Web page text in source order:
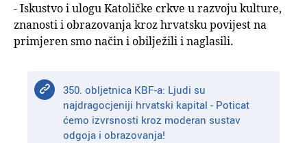
- Iskustvo i ulogu Katoličke crkve u razvoju kulture,
znanosti i obrazovanja kroz hrvatsku povijest na
primjeren smo način i obilježili i naglasili.
350. obljetnica KBF-a: Ljudi su
najdragocjeniji hrvatski kapital - Poticat
ćemo izvrsnosti kroz moderan sustav
odgoja i obrazovanja!